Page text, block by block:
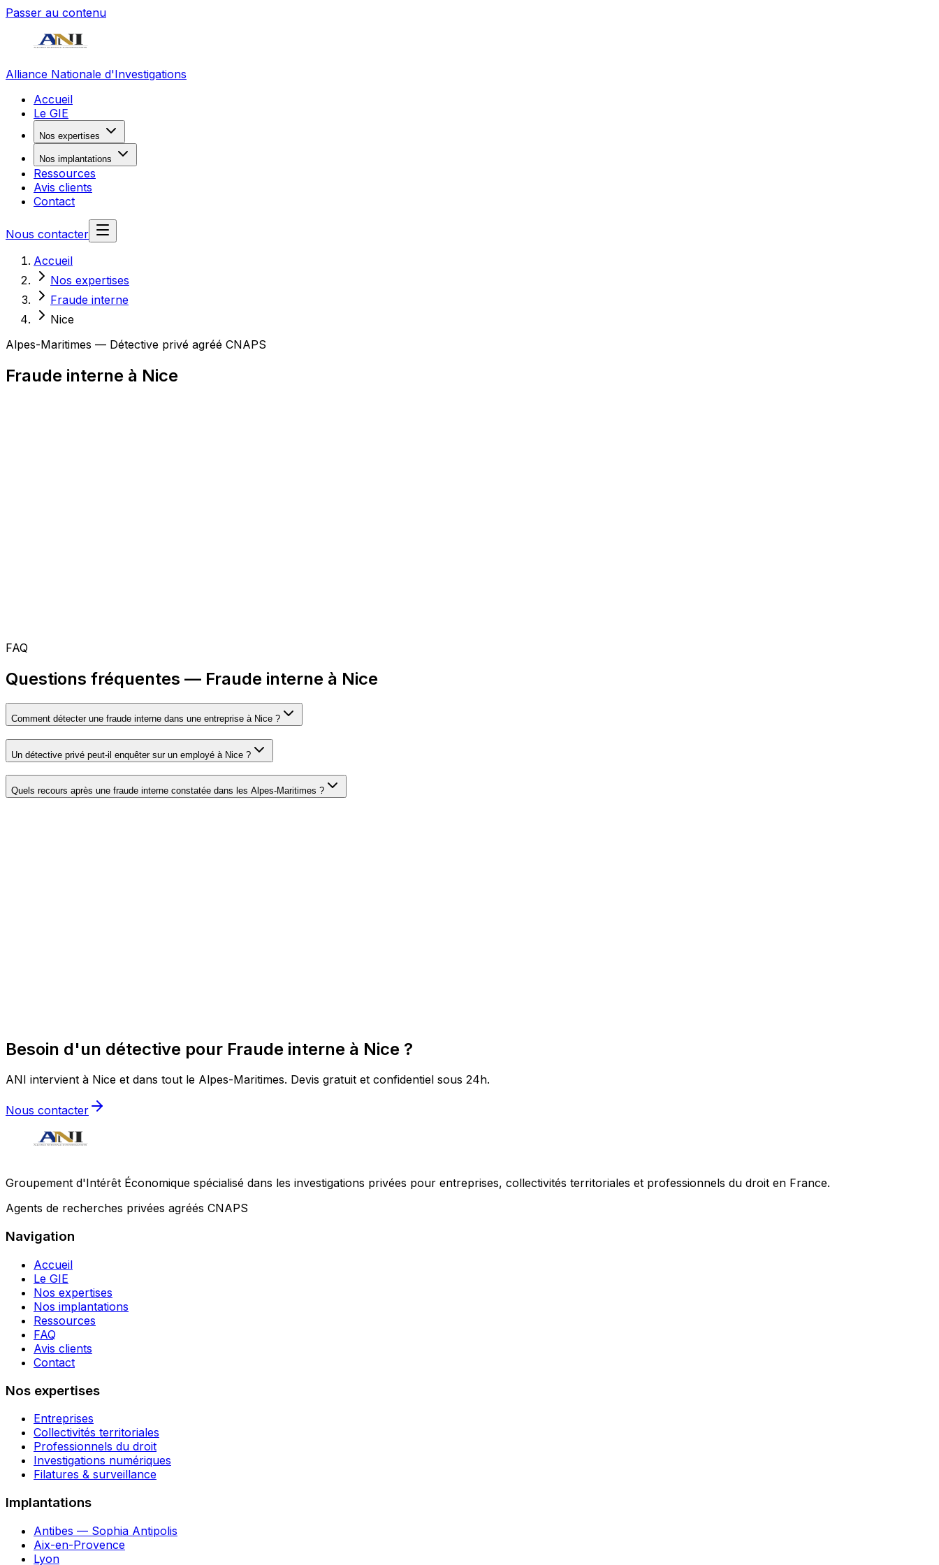
Passer au contenu
Alliance Nationale d'Investigations
Accueil
Le GIE
Nos expertises
Nos implantations
Ressources
Avis clients
Contact
Nous contacter
Accueil
Nos expertises
Fraude interne
Nice
Alpes-Maritimes — Détective privé agréé CNAPS
Fraude interne à Nice
FAQ
Questions fréquentes — Fraude interne à Nice
Comment détecter une fraude interne dans une entreprise à Nice ?
Un détective privé peut-il enquêter sur un employé à Nice ?
Quels recours après une fraude interne constatée dans les Alpes-Maritimes ?
Besoin d'un détective pour Fraude interne à Nice ?
ANI intervient à Nice et dans tout le Alpes-Maritimes. Devis gratuit et confidentiel sous 24h.
Nous contacter
Groupement d'Intérêt Économique spécialisé dans les investigations privées pour entreprises, collectivités territoriales et professionnels du droit en France.
Agents de recherches privées agréés CNAPS
Navigation
Accueil
Le GIE
Nos expertises
Nos implantations
Ressources
FAQ
Avis clients
Contact
Nos expertises
Entreprises
Collectivités territoriales
Professionnels du droit
Investigations numériques
Filatures & surveillance
Implantations
Antibes — Sophia Antipolis
Aix-en-Provence
Lyon